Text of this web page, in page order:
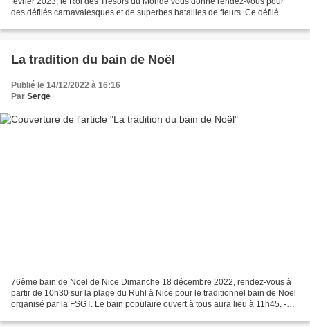
des défilés carnavalesques et de superbes batailles de fleurs. Ce défilé
La tradition du bain de Noël
Publié le 14/12/2022 à 16:16
Par Serge
76ème bain de Noël de Nice Dimanche 18 décembre 2022, rendez-vous à
partir de 10h30 sur la plage du Ruhl à Nice pour le traditionnel bain de Noël
organisé par la FSGT. Le bain populaire ouvert à tous aura lieu à 11h45. -